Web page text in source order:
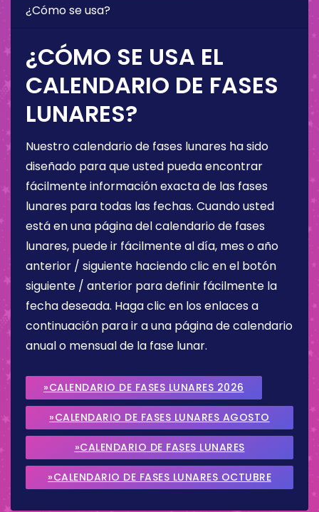
¿Cómo se usa?
¿CÓMO SE USA EL
CALENDARIO DE FASES
LUNARES?
Nuestro calendario de fases lunares ha sido
diseñado para que usted pueda encontrar
fácilmente información exacta de las fases
lunares para todas las fechas. Cuando usted
está en una página del calendario de fases
lunares, puede ir fácilmente al día, mes o año
anterior / siguiente haciendo clic en el botón
siguiente / anterior para definir fácilmente la
fecha deseada. Haga clic en los enlaces a
continuación para ir a una página de calendario
anual o mensual de la fase lunar.
»CALENDARIO DE FASES LUNARES 2026
»CALENDARIO DE FASES LUNARES AGOSTO
2026
»CALENDARIO DE FASES LUNARES
SEPTIEMBRE 2026
»CALENDARIO DE FASES LUNARES OCTUBRE